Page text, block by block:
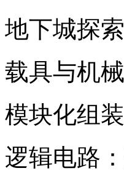
地下城探
载具与机械
模块化组
逻辑电路